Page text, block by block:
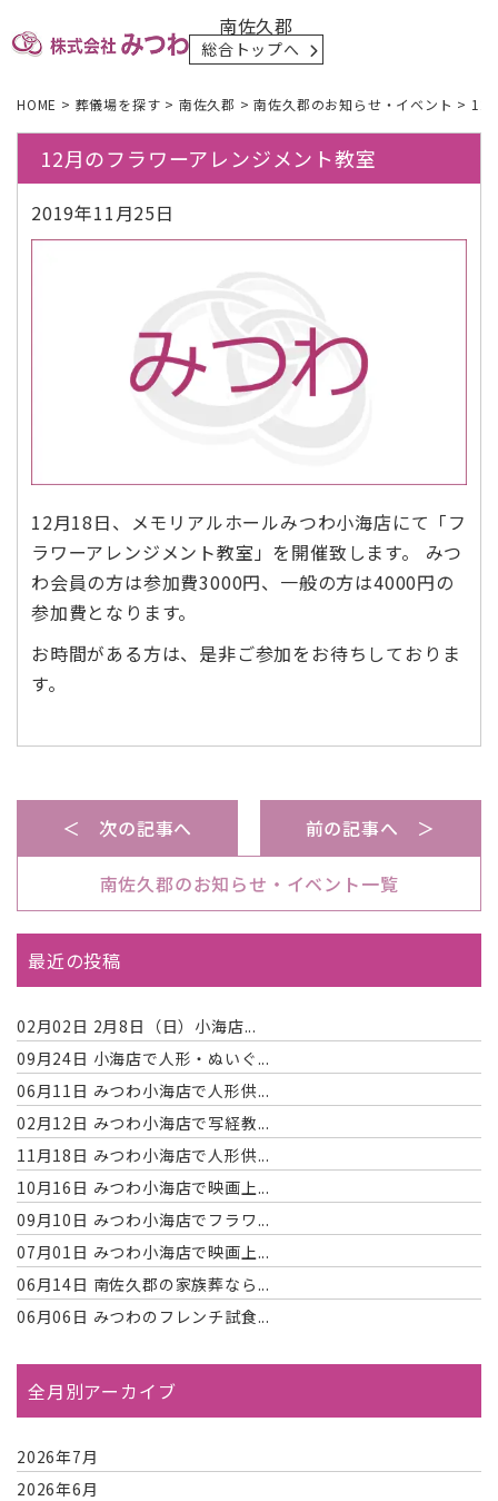
南佐久郡
総合トップへ
HOME > 葬儀場を探す > 南佐久郡 >南佐久郡のお知らせ・イベント > 12
12月のフラワーアレンジメント教室
2019年11月25日
12月18日、メモリアルホールみつわ小海店にて「フ
ラワーアレンジメント教室」を開催致します。 みつ
わ会員の方は参加費3000円、一般の方は4000円の
参加費となります。
お時間がある方は、是非ご参加をお待ちしておりま
す。
＜ 次の記事へ
南佐久郡のお知らせ・イベント一覧
前の記事へ ＞
最近の投稿
02月02日 2月8日（日）小海店...
09月24日 小海店で人形・ぬいぐ...
06月11日 みつわ小海店で人形供...
02月12日 みつわ小海店で写経教...
11月18日 みつわ小海店で人形供...
10月16日 みつわ小海店で映画上...
09月10日 みつわ小海店でフラワ...
07月01日 みつわ小海店で映画上...
06月14日 南佐久郡の家族葬なら...
06月06日 みつわのフレンチ試食...
全月別アーカイブ
2026年7月
2026年6月